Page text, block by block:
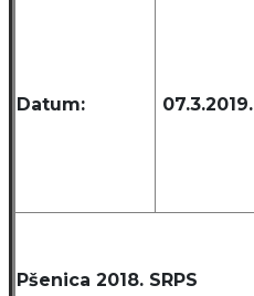
Datum: 07.3.2019.
Pšenica 2018. SRPS